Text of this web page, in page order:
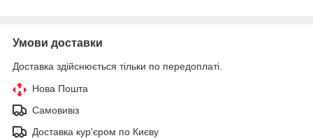
Умови доставки
Доставка здійснюється тільки по передоплаті.
Нова Пошта
Самовивіз
Доставка кур'єром по Києву